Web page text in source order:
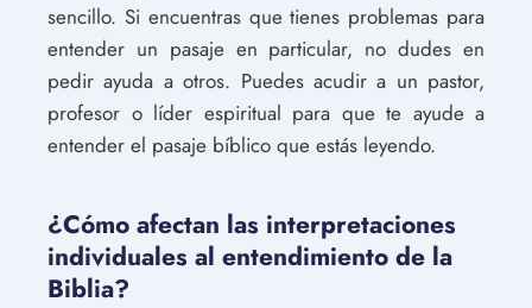
sencillo. Si encuentras que tienes problemas para
entender un pasaje en particular, no dudes en
pedir ayuda a otros. Puedes acudir a un pastor,
profesor o líder espiritual para que te ayude a
entender el pasaje bíblico que estás leyendo.
¿Cómo afectan las interpretaciones
individuales al entendimiento de la
Biblia?